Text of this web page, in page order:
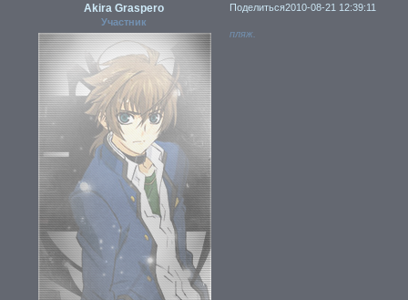
Поделиться2010-08-21 12:39:11
Akira Graspero
Участник
пляж.